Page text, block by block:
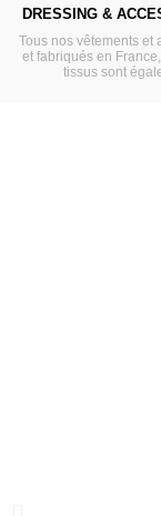
DRESSING &
Tous nos vêtements et
et fabriqués en
tissus sont